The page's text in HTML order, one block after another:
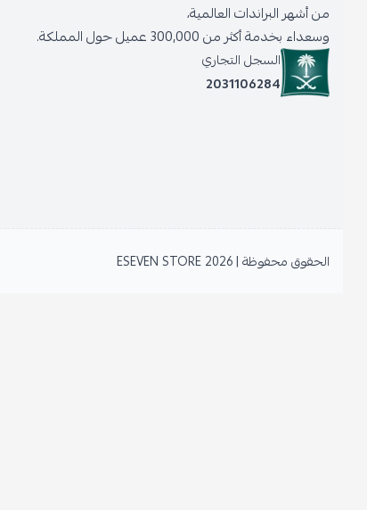
من أشهر البراندات العالمية،
وسعداء بخدمة أكثر من 300,000 عميل حول المملكة.
السجل التجاري
2031106284
الحقوق محفوظة | 2026 ESEVEN STORE